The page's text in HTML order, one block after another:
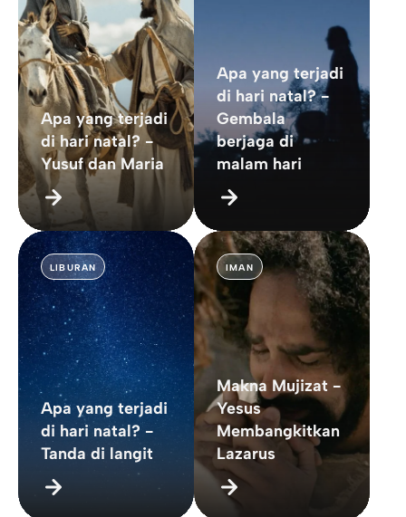
Apa yang terjadi
di hari natal? -
Yusuf dan Maria
Apa yang terjadi
di hari natal? -
Gembala
berjaga di
malam hari
LIBURAN
Apa yang terjadi
di hari natal? -
Tanda di langit
IMAN
Makna Mujizat -
Yesus
Membangkitkan
Lazarus